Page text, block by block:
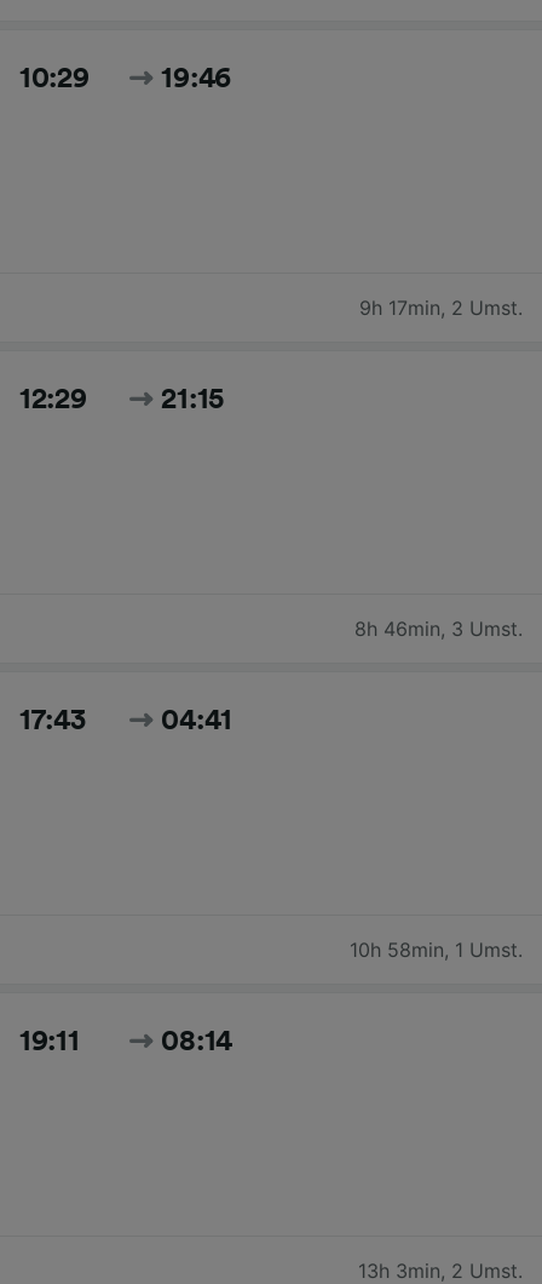
10:29 19:46
9h 17min, 2 Umst.
12:29 21:15
8h 46min, 3 Umst.
17:43 04:41
10h 58min, 1 Umst.
19:11 08:14
13h 3min, 2 Umst.